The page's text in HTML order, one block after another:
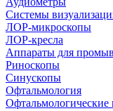
Системы
ЛОР-микроскопы
ЛОР-кресла
Аппараты для
Риноскопы
Синускопы
Офтальмология